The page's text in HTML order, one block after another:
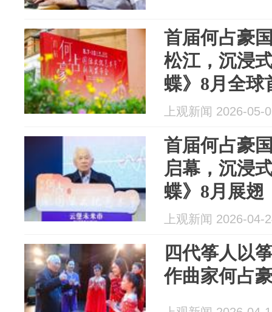
首届何占豪
松江，沉浸
蝶》8月全球
上观新闻 2026-05-
首届何占豪
启幕，沉浸
蝶》8月展翅
上观新闻 2026-04-
四代筝人以
作曲家何占